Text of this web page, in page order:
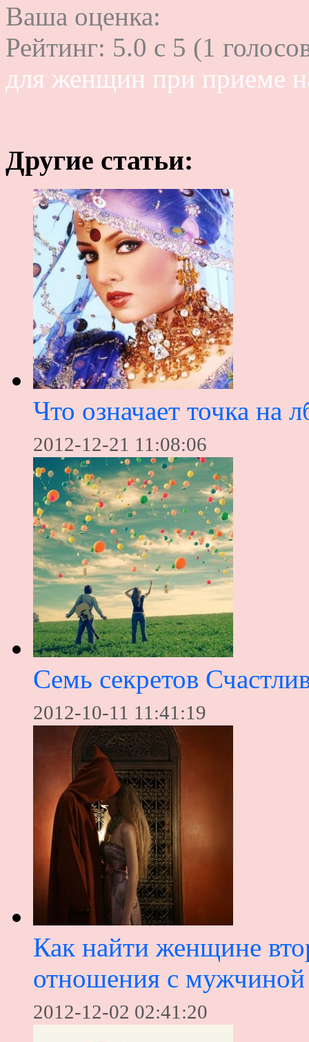
Ваша оценка:
Рейтинг: 5.0 c 5 (1
для женщин при приеме
Другие статьи:
Что означает точка на
2012-12-21 11:08:06
Семь секретов
2012-10-11 11:41:19
Как найти женщине
отношения с мужчиной
2012-12-02 02:41:20